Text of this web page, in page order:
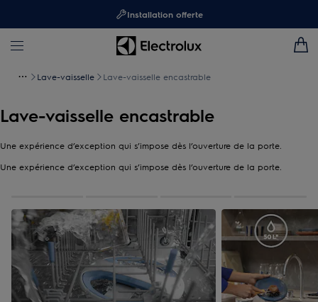
Installation offerte
Lave-vaisselle Lave-vaisselle encastrable
Lave-vaisselle encastrable
Une expérience d’exception qui s’impose dès l’ouverture de la porte.
Une expérience d’exception qui s’impose dès l’ouverture de la porte.